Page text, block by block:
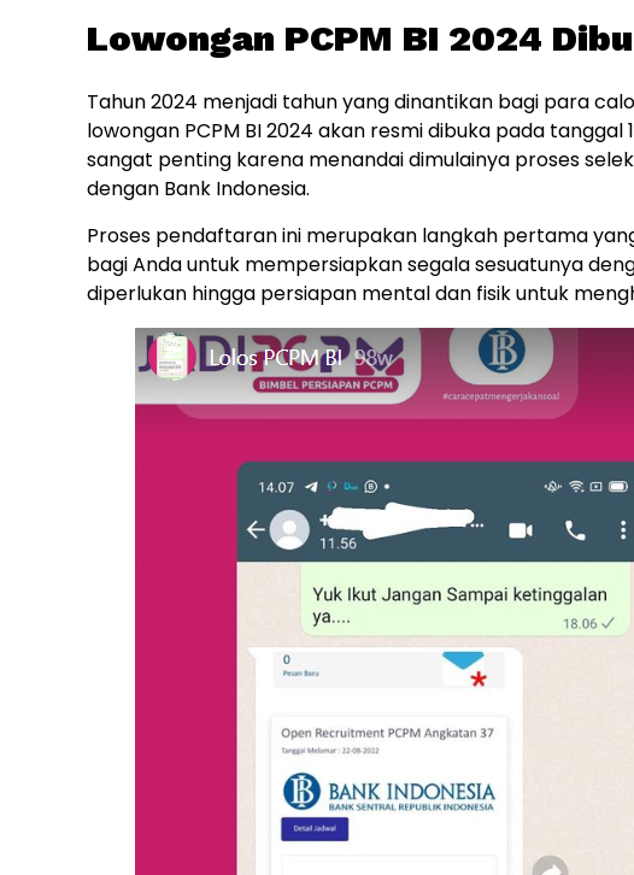
Lowongan PCPM BI 2024
Tahun 2024 menjadi tahun yang dinantikan bagi para
lowongan PCPM BI 2024 akan resmi dibuka pada tanggal
sangat penting karena menandai dimulainya proses
dengan Bank Indonesia.
Proses pendaftaran ini merupakan langkah pertama
bagi Anda untuk mempersiapkan segala sesuatunya
diperlukan hingga persiapan mental dan fisik untuk